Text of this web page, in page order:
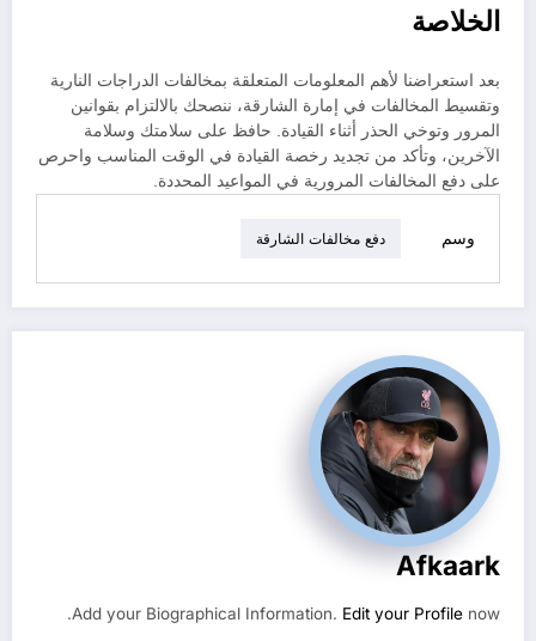
الخلاصة
بعد استعراضنا لأهم المعلومات المتعلقة بمخالفات الدراجات النارية
وتقسيط المخالفات في إمارة الشارقة، ننصحك بالالتزام بقوانين
المرور وتوخي الحذر أثناء القيادة. حافظ على سلامتك وسلامة
الآخرين، وتأكد من تجديد رخصة القيادة في الوقت المناسب واحرص
على دفع المخالفات المرورية في المواعيد المحددة.
وسم دفع مخالفات الشارقة
Afkaark
Add your Biographical Information. Edit your Profile now.